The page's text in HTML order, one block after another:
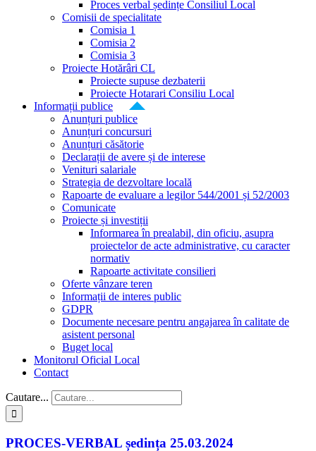
Proces verbal ședințe Consiliul Local
Comisii de specialitate
Comisia 1
Comisia 2
Comisia 3
Proiecte Hotărâri CL
Proiecte supuse dezbaterii
Proiecte Hotarari Consiliu Local
Informații publice
Anunțuri publice
Anunțuri concursuri
Anunțuri căsătorie
Declarații de avere și de interese
Venituri salariale
Strategia de dezvoltare locală
Rapoarte de evaluare a legilor 544/2001 și 52/2003
Comunicate
Proiecte și investiții
Informarea în prealabil, din oficiu, asupra
proiectelor de acte administrative, cu caracter
normativ
Rapoarte activitate consilieri
Oferte vânzare teren
Informații de interes public
GDPR
Documente necesare pentru angajarea în calitate de
asistent personal
Buget local
Monitorul Oficial Local
Contact
Cautare...
PROCES-VERBAL ședința 25.03.2024